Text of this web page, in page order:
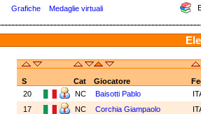
Grafiche Medaglie virtuali
S Cat Giocatore
20
NC Baisotti Pablo
17
NC Corchia Giampaolo